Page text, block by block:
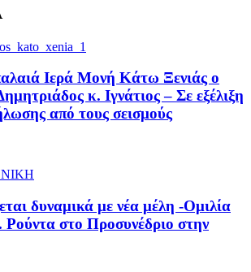
Ιερά Μονή Κάτω Ξενιάς ο
κ. Ιγνάτιος – Σε εξέλιξη
από τους σεισμούς
δυναμικά με νέα μέλη -Ομιλία
στο Προσυνέδριο στην